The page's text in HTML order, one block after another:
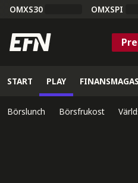
OMXS30 OMXSPI
START PLAY
Börslunch Börsfrukost